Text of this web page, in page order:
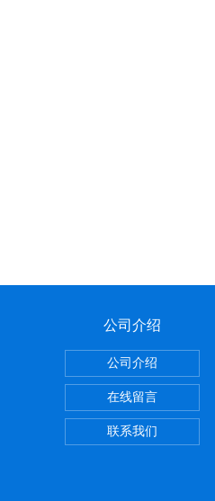
公司介绍
公司介绍
在线留言
联系我们